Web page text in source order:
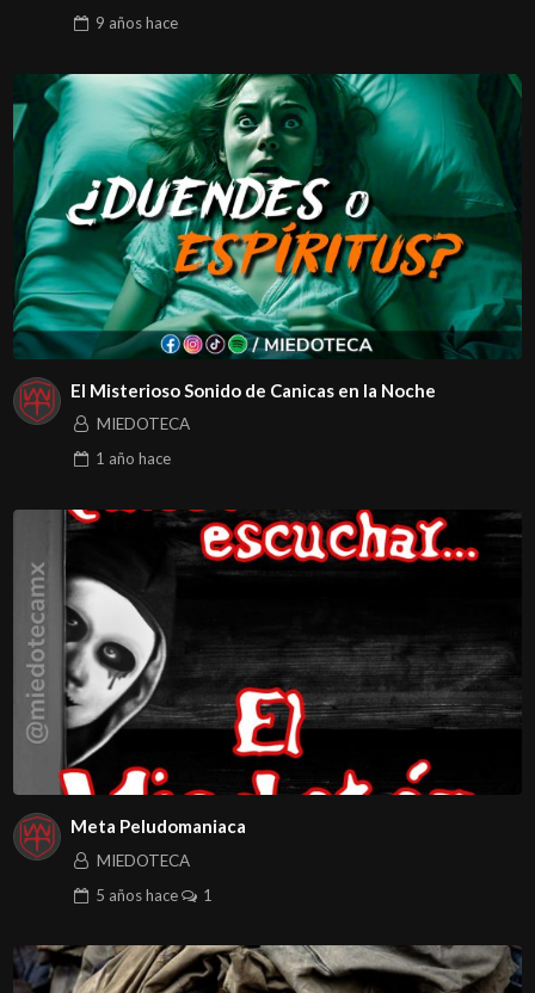
9 añoshace
El Misterioso Sonido de Canicas en la Noche
MIEDOTECA
1 año hace
Meta Peludomaniaca
MIEDOTECA
5 añoshace 1